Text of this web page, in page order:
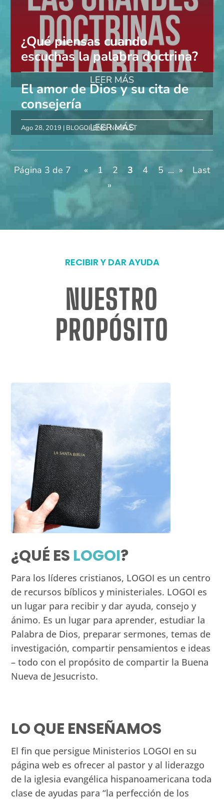
¿Qué piensas cuando
escuchas la palabra doctrina?
LEER MÁS
El amor de Dios y su cita de
consejería
Ago 28, 2019 | BLOGOI-ENG,NotiFLET
LEER MÁS
Página 3 de 7 « 1 2 3 4 5 ... »
Last
»
RECIBIR Y DAR AYUDA
NUESTRO
PROPÓSITO
¿QUÉ ES LOGOI?
Para los líderes cristianos, LOGOI es un centro
de recursos bíblicos y ministeriales. LOGOI es
un lugar para recibir y dar ayuda, consejo y
ánimo. Es un lugar para aprender, estudiar la
Palabra de Dios, preparar sermones, temas de
investigación, compartir pensamientos e ideas
– todo con el propósito de compartir la Buena
Nueva de Jesucristo.
LO QUE ENSEÑAMOS
El fin que persigue Ministerios LOGOI en su
página web es ofrecer al pastor y al liderazgo
de la iglesia evangélica hispanoamericana toda
clase de ayudas para “la perfección de los